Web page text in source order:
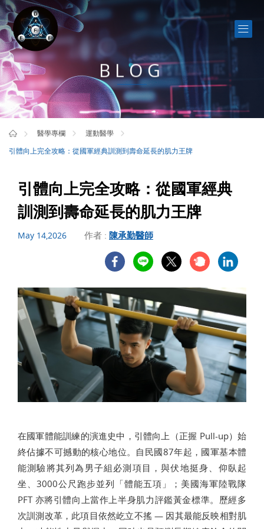
BLOG
醫學專欄
運動醫學
引體向上完全攻略：從國軍經典訓測到壽命延長的肌力王牌
引體向上完全攻略：從國軍經典
訓測到壽命延長的肌力王牌
May 14,2026 作者 : 陳承勤醫師
在國軍體能訓練的演進史中，引體向上（正握 Pull-up）始
終佔據不可撼動的核心地位。自民國87年起，國軍基本體
能測驗將其列為男子組必測項目，與伏地挺身、仰臥起
坐、3000公尺跑步並列「體能五項」；美國海軍陸戰隊
PFT 亦將引體向上當作上半身肌力評鑑黃金標準。歷經多
次訓測改革，此項目依然屹立不搖 — 因其最能反映相對肌